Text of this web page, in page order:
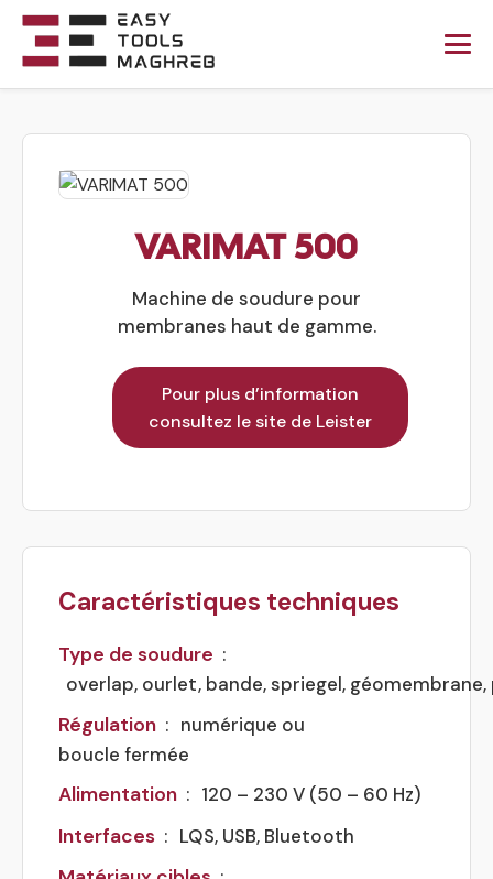
VARIMAT 500
Machine de soudure pour
membranes haut de gamme.
Pour plus d’information
consultez le site de Leister
Caractéristiques techniques
Type de soudure :
overlap, ourlet, bande, spriegel,
Régulation : numérique ou
boucle fermée
Alimentation : 120 – 230 V (50 – 60 Hz)
Interfaces : LQS, USB, Bluetooth